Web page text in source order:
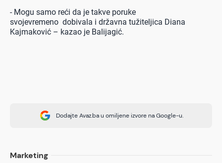
- Mogu samo reći da je takve poruke
svojevremeno dobivala i državna tužiteljica Diana
Kajmaković – kazao je Balijagić.
Dodajte Avaz.ba u omiljene izvore na Google-u.
Marketing